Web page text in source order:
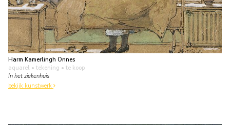
Harm Kamerlingh Onnes
aquarel • tekening • te koop
In het ziekenhuis
bekijk kunstwerk